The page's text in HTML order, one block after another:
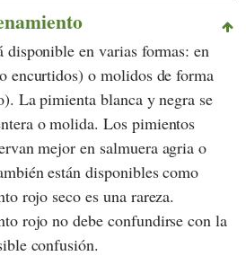
disponible en varias formas: en
encurtidos) o molidos de forma
La pimienta blanca y negra se
o molida. Los pimientos
mejor en salmuera agria o
están disponibles como
rojo seco es una rareza.
rojo no debe confundirse con la
confusión.